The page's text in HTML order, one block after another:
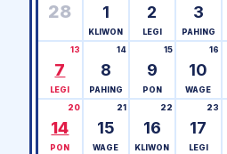
28 1
KLIWON
2
LEGI
3
PAHING
7
13
LEGI
8
14
PAHING
9
15
PON
10
16
WAGE
14
20
PON
15
21
WAGE
16
22
KLIWON
17
23
LEGI